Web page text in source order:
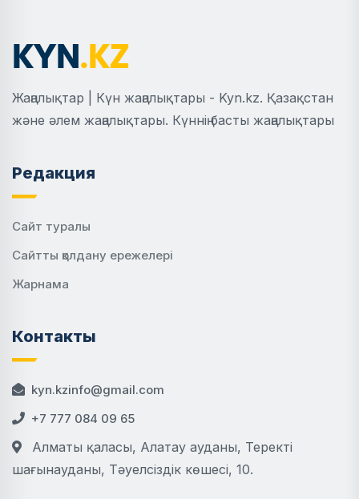
Жаңалықтар | Күн жаңалықтары - Kyn.kz. Қазақстан
және әлем жаңалықтары. Күннің басты жаңалықтары
Редакция
Сайт туралы
Сайтты қолдану ережелері
Жарнама
Контакты
kyn.kzinfo@gmail.com
+7 777 084 09 65
Алматы қаласы, Алатау ауданы, Теректі
шағынауданы, Тәуелсіздік көшесі, 10.